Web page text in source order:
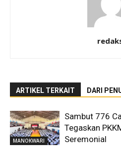
ARTIKEL TERKAIT DARI
MANOKWARI
Sambut 776
Tegaskan
Seremonial